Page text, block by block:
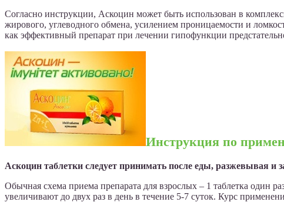
Согласно инструкции, Аскоцин может быть использован в
жирового, углеводного обмена, усилением проницаемости и
как эффективный препарат при лечении гипофункции
Инструкция по
Аскоцин таблетки следует принимать после еды, разжевывая и
Обычная схема приема препарата для взрослых – 1 таблетка один
увеличивают до двух раз в день в течение 5-7 суток. Курс